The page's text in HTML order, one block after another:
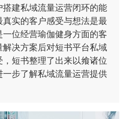
建私域流量运营闭环的能
实的客户感受与想法是最
位经营瑜伽健身方面的客
解决方案后对短书平台私域
短书整理了出来以飨诸位
步了解私域流量运营提供